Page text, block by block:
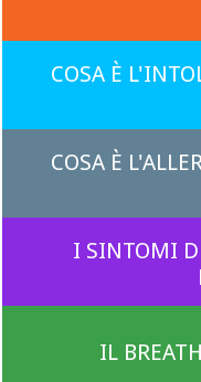
COSA È
COSA È
I SINTOMI
IL